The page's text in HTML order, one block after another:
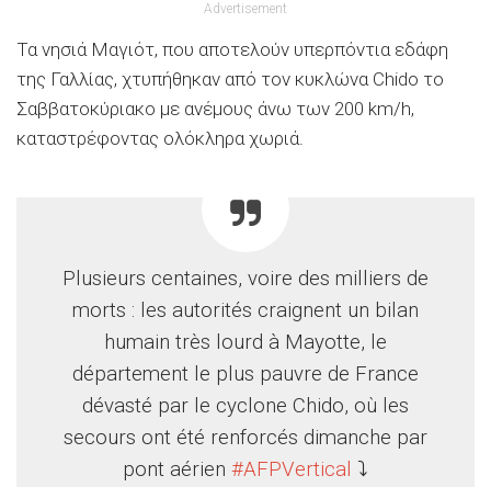
Advertisement
Τα νησιά Μαγιότ, που αποτελούν υπερπόντια εδάφη
της Γαλλίας, χτυπήθηκαν από τον κυκλώνα Chido το
Σαββατοκύριακο με ανέμους άνω των 200 km/h,
καταστρέφοντας ολόκληρα χωριά.
Plusieurs centaines, voire des milliers de
morts : les autorités craignent un bilan
humain très lourd à Mayotte, le
département le plus pauvre de France
dévasté par le cyclone Chido, où les
secours ont été renforcés dimanche par
pont aérien #AFPVertical ⤵️